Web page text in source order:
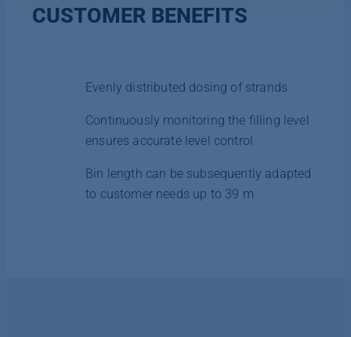
CUSTOMER BENEFITS
Evenly distributed dosing of strands
Continuously monitoring the filling level
ensures accurate level control
Bin length can be subsequently adapted
to customer needs up to 39 m